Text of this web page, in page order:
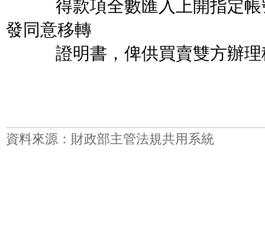
得款項全數匯入上開指定帳
發同意移轉
證明書，俾供買賣雙方辦理
資料來源：財政部主管法規共用系統